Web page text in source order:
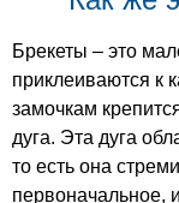
Брекеты – это
приклеиваются к
замочкам
дуга. Эта дуга
то есть она
первоначальное,